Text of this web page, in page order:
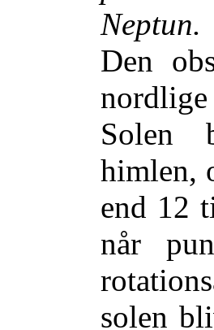
Neptun.
Den
Solen
himlen,
end 12
når
solen